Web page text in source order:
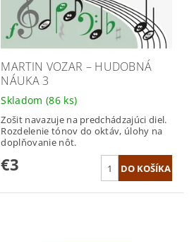
MARTIN VOZAR – HUDOBNÁ
NÁUKA 3
Skladom (86 ks)
Zošit navazuje na predchádzajúci diel.
Rozdelenie tónov do oktáv, úlohy na
doplňovanie nôt.
€3